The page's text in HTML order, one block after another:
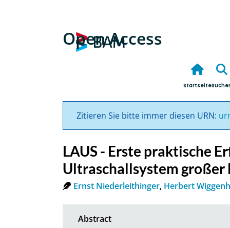
Open Access
Startseite
Zitieren Sie bitte immer diesen URN:
LAUS - Erste praktische
Ultraschallsystem
Ernst Niederleithinger, Herbert